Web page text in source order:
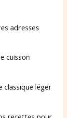
adresses
cuisson
classique léger